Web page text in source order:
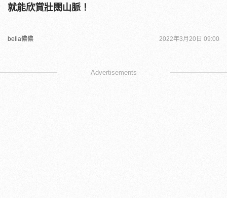
就能欣賞壯闊山脈！
bella儂儂 2022年3月20日 09:00
Advertisements